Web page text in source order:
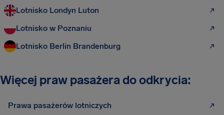
Lotnisko Londyn Luton
Lotnisko w Poznaniu
Lotnisko Berlin Brandenburg
Więcej praw pasażera do odkrycia:
Prawa pasażerów lotniczych